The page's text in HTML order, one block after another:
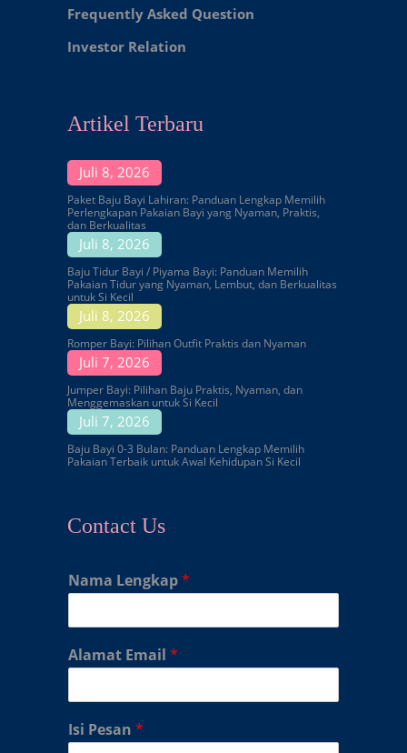
Frequently Asked Question
Investor Relation
Artikel Terbaru
Juli 8, 2026
Paket Baju Bayi Lahiran: Panduan Lengkap Memilih
Perlengkapan Pakaian Bayi yang Nyaman, Praktis,
dan Berkualitas
Juli 8, 2026
Baju Tidur Bayi / Piyama Bayi: Panduan Memilih
Pakaian Tidur yang Nyaman, Lembut, dan Berkualitas
untuk Si Kecil
Juli 8, 2026
Romper Bayi: Pilihan Outfit Praktis dan Nyaman
Juli 7, 2026
Jumper Bayi: Pilihan Baju Praktis, Nyaman, dan
Menggemaskan untuk Si Kecil
Juli 7, 2026
Baju Bayi 0-3 Bulan: Panduan Lengkap Memilih
Pakaian Terbaik untuk Awal Kehidupan Si Kecil
Contact Us
Nama Lengkap*
Alamat Email *
Isi Pesan *